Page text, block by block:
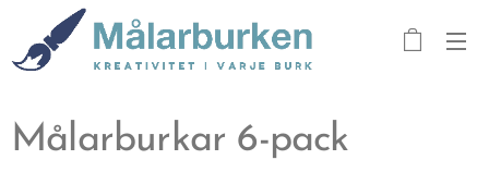
Målarburkar 6-pack